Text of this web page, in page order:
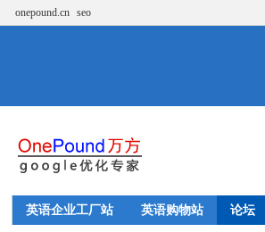
onepound.cn seo
英语企业工厂站 英语购物站 论坛